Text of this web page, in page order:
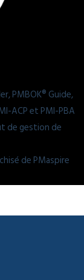
PMBOK® Guide,
ACP et PMI-PBA
de gestion de
de PMaspire